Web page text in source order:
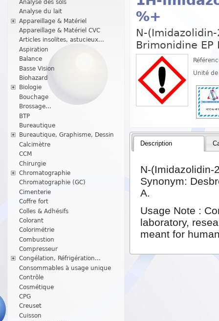
Analyse des sols
Analyse du lait
Appareillage & Matériel
Appareillage & Matériel CVC
Articles insolites, astucieux...
Aspiration
Balance
Basse Vision
Biohazard
Biologie
Bouchage
Brossage...
BTP
Bureautique
Bureautique, Graphisme, Dessin
Calcimètre
CCM
Chirurgie
Chromatographie
Chromatographie (GC)
Cimenterie
Coffre fort
Colles & Adhésifs
Colorant
Colorimétrie
Combustion
Compresseur
Congélation, Réfrigération...
Consommables à usage unique
Contrôle
Cosmétique
CPG
Creuset
Cuisson
%+
N-
Brimonidine EP
Unité
Description
N-(Imidazolidin-
Synonym:
A.
Usage Note :
laboratory,
meant for